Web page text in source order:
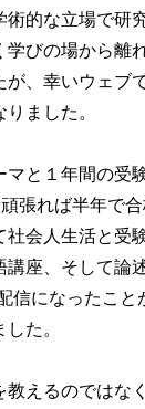
的な立場で研
びの場から離
、幸いウェブ
ました。
と１年間の受
張れば半年で
会人生活と受
座、そして論
信になったこ
た。
えるのではな